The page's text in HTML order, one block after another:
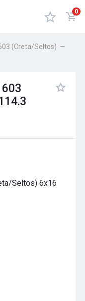
0
(Creta/Seltos) —